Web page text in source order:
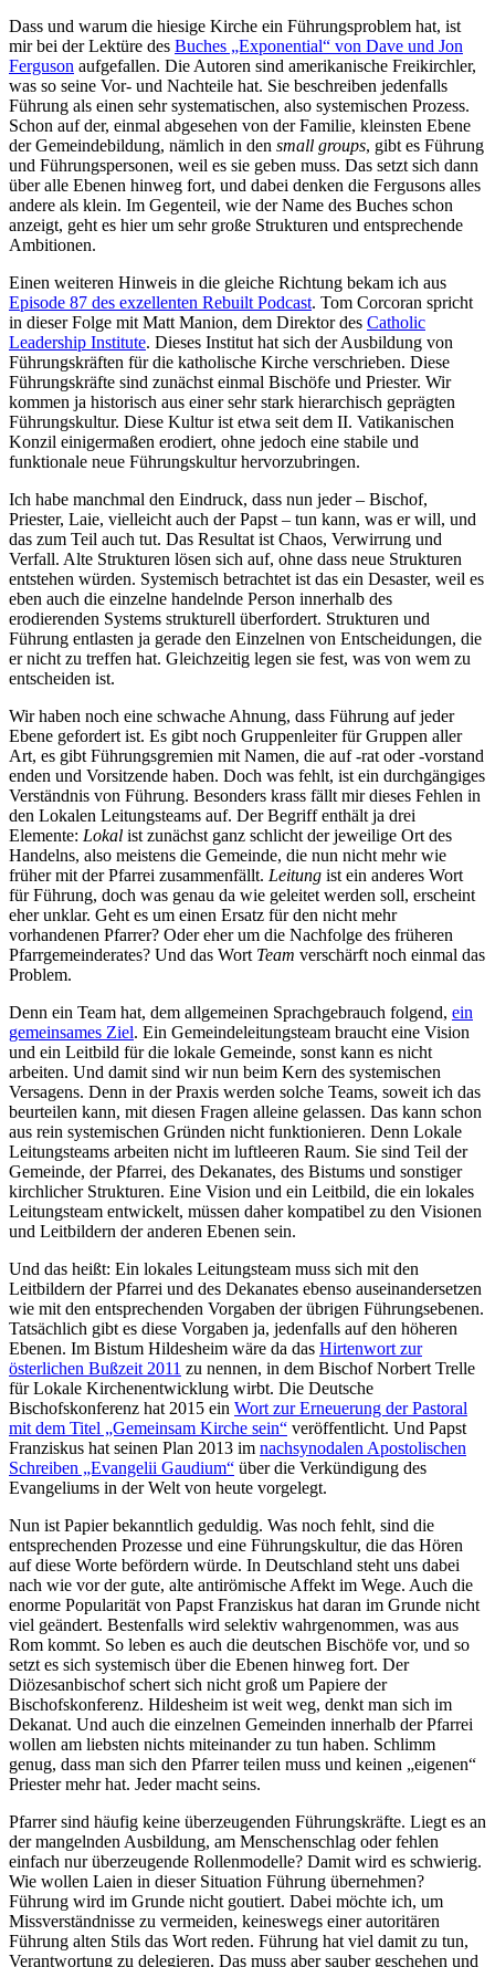
Dass und warum die hiesige Kirche ein Führungsproblem hat, ist
mir bei der Lektüre des Buches „Exponential“ von Dave und Jon
Ferguson aufgefallen. Die Autoren sind amerikanische Freikirchler,
was so seine Vor- und Nachteile hat. Sie beschreiben jedenfalls
Führung als einen sehr systematischen, also systemischen Prozess.
Schon auf der, einmal abgesehen von der Familie, kleinsten Ebene
der Gemeindebildung, nämlich in den small groups, gibt es Führung
und Führungspersonen, weil es sie geben muss. Das setzt sich dann
über alle Ebenen hinweg fort, und dabei denken die Fergusons alles
andere als klein. Im Gegenteil, wie der Name des Buches schon
anzeigt, geht es hier um sehr große Strukturen und entsprechende
Ambitionen.
Einen weiteren Hinweis in die gleiche Richtung bekam ich aus
Episode 87 des exzellenten Rebuilt Podcast. Tom Corcoran spricht
in dieser Folge mit Matt Manion, dem Direktor des Catholic
Leadership Institute. Dieses Institut hat sich der Ausbildung von
Führungskräften für die katholische Kirche verschrieben. Diese
Führungskräfte sind zunächst einmal Bischöfe und Priester. Wir
kommen ja historisch aus einer sehr stark hierarchisch geprägten
Führungskultur. Diese Kultur ist etwa seit dem II. Vatikanischen
Konzil einigermaßen erodiert, ohne jedoch eine stabile und
funktionale neue Führungskultur hervorzubringen.
Ich habe manchmal den Eindruck, dass nun jeder – Bischof,
Priester, Laie, vielleicht auch der Papst – tun kann, was er will, und
das zum Teil auch tut. Das Resultat ist Chaos, Verwirrung und
Verfall. Alte Strukturen lösen sich auf, ohne dass neue Strukturen
entstehen würden. Systemisch betrachtet ist das ein Desaster, weil es
eben auch die einzelne handelnde Person innerhalb des
erodierenden Systems strukturell überfordert. Strukturen und
Führung entlasten ja gerade den Einzelnen von Entscheidungen, die
er nicht zu treffen hat. Gleichzeitig legen sie fest, was von wem zu
entscheiden ist.
Wir haben noch eine schwache Ahnung, dass Führung auf jeder
Ebene gefordert ist. Es gibt noch Gruppenleiter für Gruppen aller
Art, es gibt Führungsgremien mit Namen, die auf -rat oder -vorstand
enden und Vorsitzende haben. Doch was fehlt, ist ein durchgängiges
Verständnis von Führung. Besonders krass fällt mir dieses Fehlen in
den Lokalen Leitungsteams auf. Der Begriff enthält ja drei
Elemente: Lokal ist zunächst ganz schlicht der jeweilige Ort des
Handelns, also meistens die Gemeinde, die nun nicht mehr wie
früher mit der Pfarrei zusammenfällt. Leitung ist ein anderes Wort
für Führung, doch was genau da wie geleitet werden soll, erscheint
eher unklar. Geht es um einen Ersatz für den nicht mehr
vorhandenen Pfarrer? Oder eher um die Nachfolge des früheren
Pfarrgemeinderates? Und das Wort Team verschärft noch einmal das
Problem.
Denn ein Team hat, dem allgemeinen Sprachgebrauch folgend, ein
gemeinsames Ziel. Ein Gemeindeleitungsteam braucht eine Vision
und ein Leitbild für die lokale Gemeinde, sonst kann es nicht
arbeiten. Und damit sind wir nun beim Kern des systemischen
Versagens. Denn in der Praxis werden solche Teams, soweit ich das
beurteilen kann, mit diesen Fragen alleine gelassen. Das kann schon
aus rein systemischen Gründen nicht funktionieren. Denn Lokale
Leitungsteams arbeiten nicht im luftleeren Raum. Sie sind Teil der
Gemeinde, der Pfarrei, des Dekanates, des Bistums und sonstiger
kirchlicher Strukturen. Eine Vision und ein Leitbild, die ein lokales
Leitungsteam entwickelt, müssen daher kompatibel zu den Visionen
und Leitbildern der anderen Ebenen sein.
Und das heißt: Ein lokales Leitungsteam muss sich mit den
Leitbildern der Pfarrei und des Dekanates ebenso auseinandersetzen
wie mit den entsprechenden Vorgaben der übrigen Führungsebenen.
Tatsächlich gibt es diese Vorgaben ja, jedenfalls auf den höheren
Ebenen. Im Bistum Hildesheim wäre da das Hirtenwort zur
österlichen Bußzeit 2011 zu nennen, in dem Bischof Norbert Trelle
für Lokale Kirchenentwicklung wirbt. Die Deutsche
Bischofskonferenz hat 2015 ein Wort zur Erneuerung der Pastoral
mit dem Titel „Gemeinsam Kirche sein“ veröffentlicht. Und Papst
Franziskus hat seinen Plan 2013 im nachsynodalen Apostolischen
Schreiben „Evangelii Gaudium“ über die Verkündigung des
Evangeliums in der Welt von heute vorgelegt.
Nun ist Papier bekanntlich geduldig. Was noch fehlt, sind die
entsprechenden Prozesse und eine Führungskultur, die das Hören
auf diese Worte befördern würde. In Deutschland steht uns dabei
nach wie vor der gute, alte antirömische Affekt im Wege. Auch die
enorme Popularität von Papst Franziskus hat daran im Grunde nicht
viel geändert. Bestenfalls wird selektiv wahrgenommen, was aus
Rom kommt. So leben es auch die deutschen Bischöfe vor, und so
setzt es sich systemisch über die Ebenen hinweg fort. Der
Diözesanbischof schert sich nicht groß um Papiere der
Bischofskonferenz. Hildesheim ist weit weg, denkt man sich im
Dekanat. Und auch die einzelnen Gemeinden innerhalb der Pfarrei
wollen am liebsten nichts miteinander zu tun haben. Schlimm
genug, dass man sich den Pfarrer teilen muss und keinen „eigenen“
Priester mehr hat. Jeder macht seins.
Pfarrer sind häufig keine überzeugenden Führungskräfte. Liegt es an
der mangelnden Ausbildung, am Menschenschlag oder fehlen
einfach nur überzeugende Rollenmodelle? Damit wird es schwierig.
Wie wollen Laien in dieser Situation Führung übernehmen?
Führung wird im Grunde nicht goutiert. Dabei möchte ich, um
Missverständnisse zu vermeiden, keineswegs einer autoritären
Führung alten Stils das Wort reden. Führung hat viel damit zu tun,
Verantwortung zu delegieren. Das muss aber sauber geschehen und